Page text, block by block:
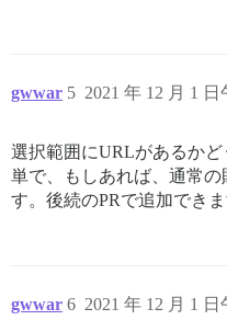
gwwar 2021 年 12 月 1 日
5
選択範囲にURLがあるか
単で、もしあれば、通常
す。後続のPRで追加できま
gwwar 2021 年 12 月 1 日
6